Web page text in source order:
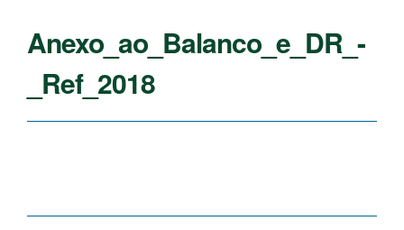
Anexo_ao_Balanco_e_DR_-
_Ref_2018